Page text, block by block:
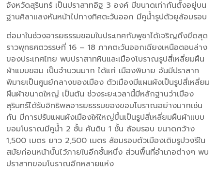
จังหวัดสุรินทร์ เป็นปราสาทอิฐ 3 องค์ มีขนาดเท่ากันตั้งอยู่บน
ฐานศิลาแลงหันหน้าไปทางทิศตะวันออก มีคูน้ำรูปตัวยูล้อมรอบ
ต่อมาในช่วงอารยธรรมขอมในประเทศกัมพูชาได้เจริญถึงขีดสุด
ราวพุทธศตวรรษที่ 16 – 18 ภาคตะวันออกเฉียงเหนือตอนล่าง
ของประเทศไทย พบปราสาทหินและเมืองโบราณรูปสี่เหลี่ยมผืน
ผ้าแบบขอม เป็นจำนวนมาก ได้แก่ เมืองพิมาย อันมีปราสาท
พิมายเป็นศูนย์กลางของเมือง ตัวเมืองมีแผนผังเป็นรูปสี่เหลี่ยม
ผืนผ้าขนาดใหญ่ เป็นต้น ช่วงระยะเวลานี้มีหลักฐานว่าเมือง
สุรินทร์ได้รับอิทธิพลอารยธรรมของขอมโบราณอย่างมากเช่น
กัน มีการปรับแผนผังเมืองให้ใหญ่ขึ้นเป็นรูปสี่เหลี่ยมผืนผ้าแบบ
ขอมโบราณมีคูน้ำ 2 ชั้น คันดิน 1 ชั้น ล้อมรอบ ขนาดกว้าง
1,500 เมตร ยาว 2,500 เมตร ล้อมรอบตัวเมืองเดิมรูปวงรีใน
สมัยก่อนหน้านั้นไว้ภายในอีกชั้นหนึ่ง ส่วนพื้นที่อำเภอต่างๆ พบ
ปราสาทขอมโบราณอีกหลายแห่ง